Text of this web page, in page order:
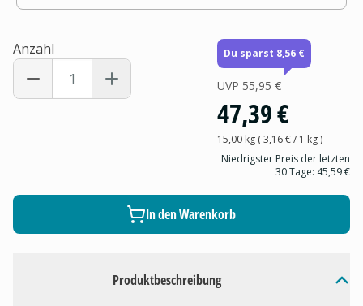
Produktbeschreibung
Anzahl Du sparst 8,56 €
UVP 55,95 €
47,39 €
15,00 kg(3,16 €/ 1 kg)
Niedrigster Preis der letzten
30 Tage: 45,59 €
In den Warenkorb